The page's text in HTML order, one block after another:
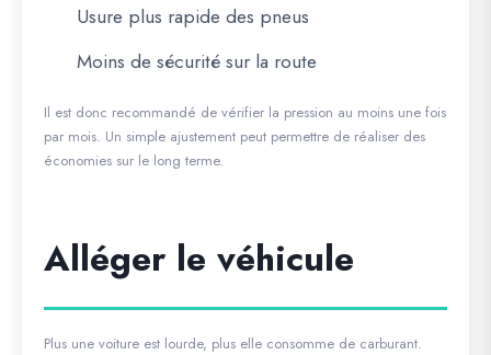
Usure plus rapide des pneus
Moins de sécurité sur la route
Il est donc recommandé de vérifier la pression au moins une fois
par mois. Un simple ajustement peut permettre de réaliser des
économies sur le long terme.
Alléger le véhicule
Plus une voiture est lourde, plus elle consomme de carburant.